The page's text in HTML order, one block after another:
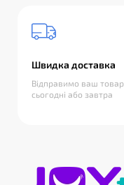
Швидка доставка
Відправимо ваш товар
сьогодні або завтра